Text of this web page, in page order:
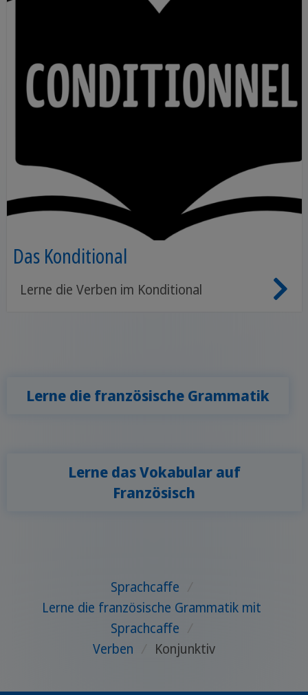
Das Konditional
Lerne die Verben im Konditional
Lerne die französische Grammatik
Lerne das Vokabular auf
Französisch
Sprachcaffe
Lerne die französische Grammatik mit
Sprachcaffe
Verben
Konjunktiv